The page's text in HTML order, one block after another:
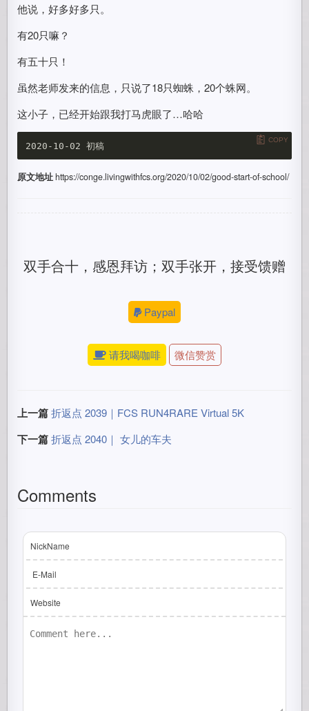
他说，好多好多只。
有20只嘛？
有五十只！
虽然老师发来的信息，只说了18只蜘蛛，20个蛛网。
这小子，已经开始跟我打马虎眼了…哈哈
COPY
原文地址https://conge.livingwithfcs.org/2020/10/02/good-start-of-school/
双手合十，感恩拜访；双手张开，接受馈赠
Paypal
请我喝咖啡 微信赞赏
上一篇 折返点 2039｜FCS RUN4RARE Virtual 5K
下一篇 折返点 2040｜ 女儿的车夫
Comments
NickName
E-Mail
Website